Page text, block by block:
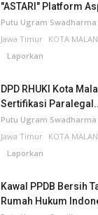
"ASTARI" Platform
Putu Ugram Swadharma
Jawa Timur KOTA
Laporkan
DPD RHUKI Kota
Sertifikasi
Putu Ugram Swadharma
Jawa Timur KOTA
Laporkan
Kawal PPDB Bersih
Rumah Hukum